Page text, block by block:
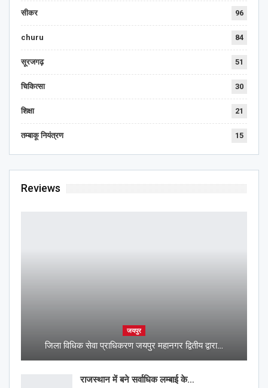
सीकर 96
churu 84
सूरजगढ़ 51
चिकित्सा 30
शिक्षा 21
तम्बाकू नियंत्रण 15
Reviews
जयपुर
जिला विधिक सेवा प्राधिकरण जयपुर महानगर द्वितीय द्वारा…
राजस्थान में बने सर्वाधिक लम्बाई के…